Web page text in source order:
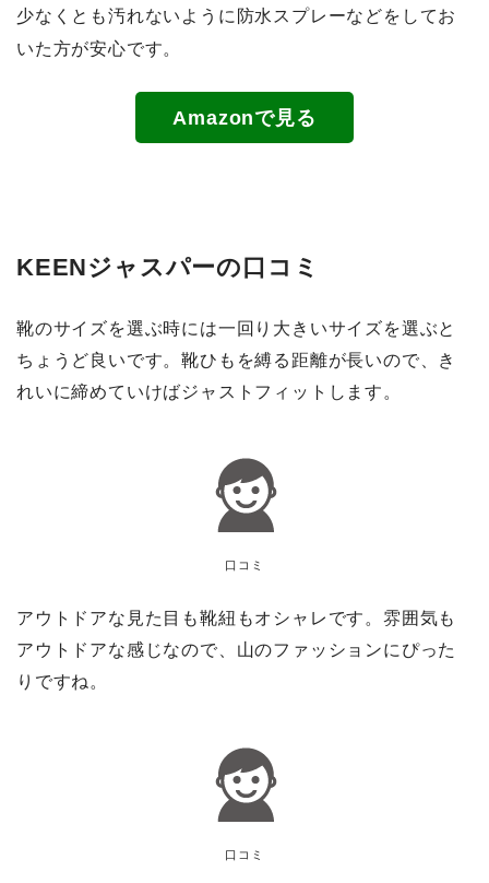
少なくとも汚れないように防水スプレーなどをしてお
いた方が安心です。
Amazonで見る
KEENジャスパーの口コミ
靴のサイズを選ぶ時には一回り大きいサイズを選ぶと
ちょうど良いです。靴ひもを縛る距離が長いので、き
れいに締めていけばジャストフィットします。
口コミ
アウトドアな見た目も靴紐もオシャレです。雰囲気も
アウトドアな感じなので、山のファッションにぴった
りですね。
口コミ